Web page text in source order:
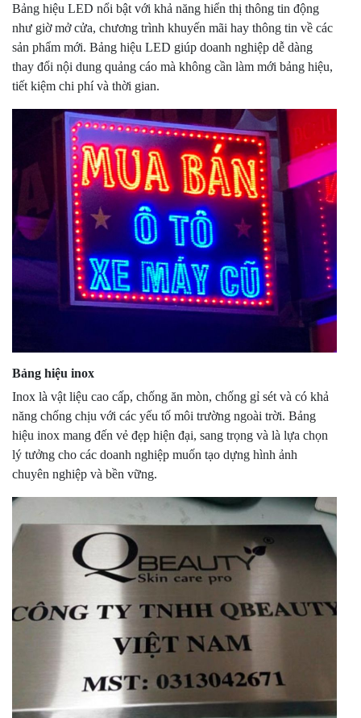
Bảng hiệu LED nổi bật với khả năng hiển thị thông tin động
như giờ mở cửa, chương trình khuyến mãi hay thông tin về các
sản phẩm mới. Bảng hiệu LED giúp doanh nghiệp dễ dàng
thay đổi nội dung quảng cáo mà không cần làm mới bảng hiệu,
tiết kiệm chi phí và thời gian.
Bảng hiệu inox
Inox là vật liệu cao cấp, chống ăn mòn, chống gỉ sét và có khả
năng chống chịu với các yếu tố môi trường ngoài trời. Bảng
hiệu inox mang đến vẻ đẹp hiện đại, sang trọng và là lựa chọn
lý tưởng cho các doanh nghiệp muốn tạo dựng hình ảnh
chuyên nghiệp và bền vững.